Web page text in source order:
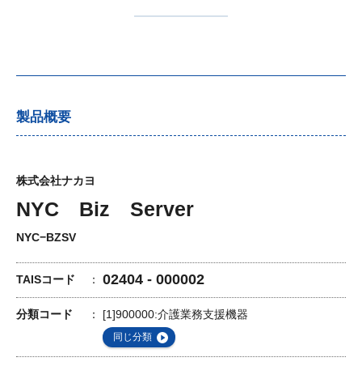
製品概要
株式会社ナカヨ
NYC Biz Server
NYC−BZSV
TAISコード 02404 - 000002
分類コード [1]900000:介護業務支援機器
同じ分類